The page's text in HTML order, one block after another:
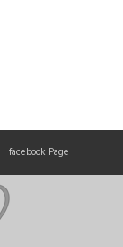
facebook Page